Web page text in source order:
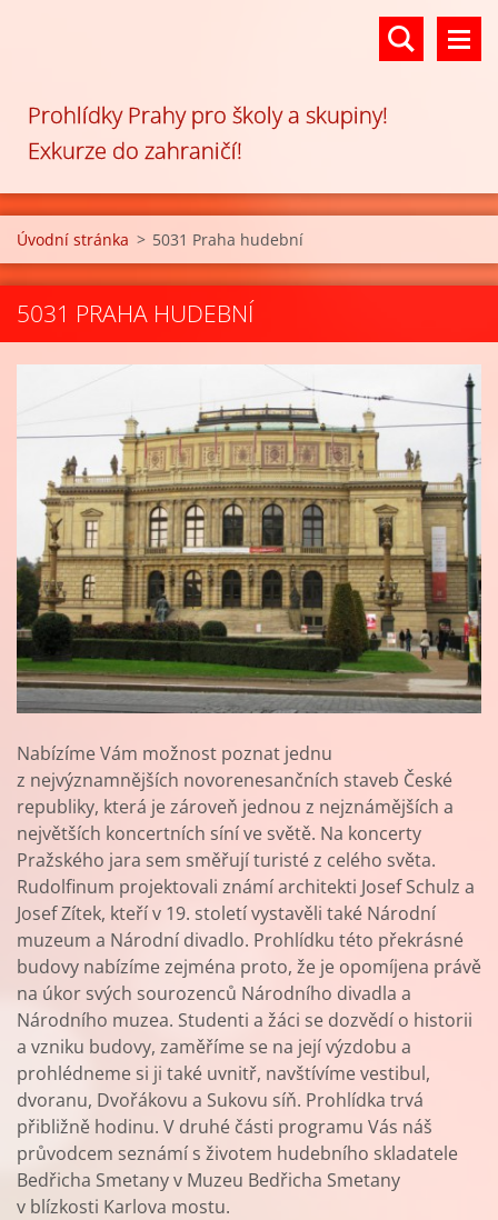
Prohlídky Prahy pro školy a skupiny!
Exkurze do zahraničí!
Úvodní stránka > 5031 Praha hudební
5031 PRAHA HUDEBNÍ
Nabízíme Vám možnost poznat jednu
z nejvýznamnějších novorenesančních staveb České
republiky, která je zároveň jednou z nejznámějších a
největších koncertních síní ve světě. Na koncerty
Pražského jara sem směřují turisté z celého světa.
Rudolfinum projektovali známí architekti Josef Schulz a
Josef Zítek, kteří v 19. století vystavěli také Národní
muzeum a Národní divadlo. Prohlídku této překrásné
budovy nabízíme zejména proto, že je opomíjena právě
na úkor svých sourozenců Národního divadla a
Národního muzea. Studenti a žáci se dozvědí o historii
a vzniku budovy, zaměříme se na její výzdobu a
prohlédneme si ji také uvnitř, navštívíme vestibul,
dvoranu, Dvořákovu a Sukovu síň. Prohlídka trvá
přibližně hodinu. V druhé části programu Vás náš
průvodcem seznámí s životem hudebního skladatele
Bedřicha Smetany v Muzeu Bedřicha Smetany
v blízkosti Karlova mostu.